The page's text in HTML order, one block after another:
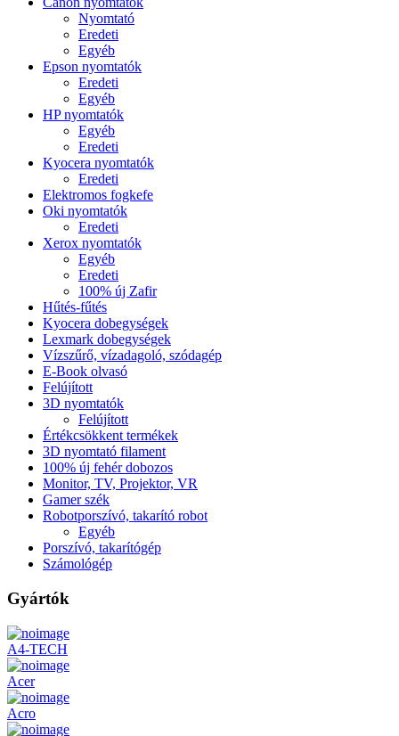
Nyomtató
Eredeti
Egyéb
Epson nyomtatók
Eredeti
Egyéb
HP nyomtatók
Egyéb
Eredeti
Kyocera nyomtatók
Eredeti
Elektromos fogkefe
Oki nyomtatók
Eredeti
Xerox nyomtatók
Egyéb
Eredeti
100% új Zafir
Hűtés-fűtés
Kyocera dobegységek
Lexmark dobegységek
Vízszűrő, vízadagoló, szódagép
E-Book olvasó
Felújított
3D nyomtatók
Felújított
Értékcsökkent termékek
3D nyomtató filament
100% új fehér dobozos
Monitor, TV, Projektor, VR
Gamer szék
Robotporszívó, takarító robot
Egyéb
Porszívó, takarítógép
Számológép
Gyártók
A4-TECH
Acer
Acro